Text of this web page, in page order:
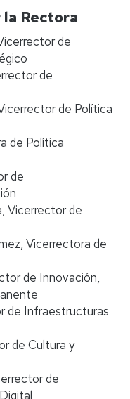
Rectora
de
de
de Política
de Política
de
Vicerrector de
Vicerrectora de
de Innovación,
de Infraestructuras
de Cultura y
de